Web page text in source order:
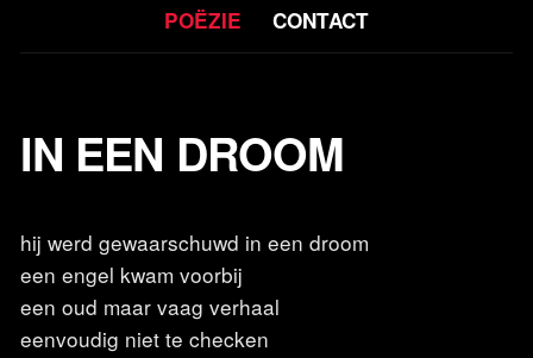
POËZIE
CONTACT
IN EEN DROOM
hij werd gewaarschuwd in een droom
een engel kwam voorbij
een oud maar vaag verhaal
eenvoudig niet te checken